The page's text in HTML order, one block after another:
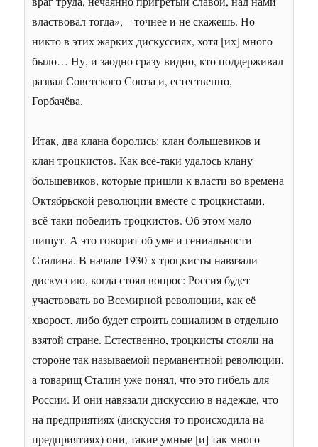
властвовал тогда», – точнее и не скажешь. Но
никто в этих жарких дискуссиях, хотя [их] много
было… Ну, и заодно сразу видно, кто поддерживал
развал Советского Союза и, естественно,
Горбачёва.
Итак, два клана боролись: клан большевиков и
клан троцкистов. Как всё-таки удалось клану
большевиков, которые пришли к власти во времена
Октябрьской революции вместе с троцкистами,
всё-таки победить троцкистов. Об этом мало
пишут. А это говорит об уме и гениальности
Сталина. В начале 1930-х троцкисты навязали
дискуссию, когда стоял вопрос: Россия будет
участвовать во Всемирной революции, как её
хворост, либо будет строить социализм в отдельно
взятой стране. Естественно, троцкисты стояли на
стороне так называемой перманентной революции,
а товарищ Сталин уже понял, что это гибель для
России. И они навязали дискуссию в надежде, что
на предприятиях (дискуссия-то происходила на
предприятиях) они, такие умные [и] так много